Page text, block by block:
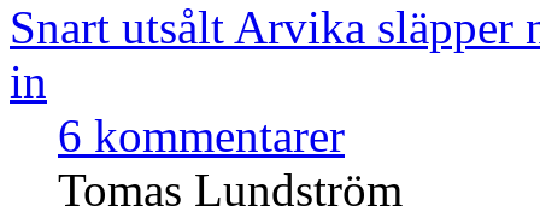
Snart utsålt Arvika släpper
in
6 kommentarer
Tomas Lundström